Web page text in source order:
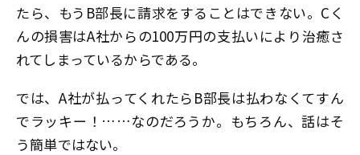
たら、もうB部長に請求をすることはできない。Cく
んの損害はA社からの100万円の支払いにより治癒さ
れてしまっているからである。
では、A社が払ってくれたらB部長は払わなくてすん
でラッキー！……なのだろうか。もちろん、話はそ
う簡単ではない。